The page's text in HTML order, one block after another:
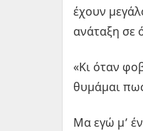
έχουν
ανάταξη σε
«Κι όταν
θυμάμαι
Μα εγώ μ’